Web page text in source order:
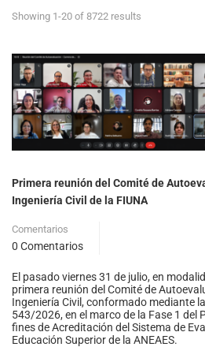
Showing 1-20 of 8722 results
Primera reunión del Comité de
Ingeniería Civil de la FIUNA
Comentarios
0 Comentarios
El pasado viernes 31 de julio, en
primera reunión del Comité de
Ingeniería Civil, conformado mediante
543/2026, en el marco de la Fase 1 del
fines de Acreditación del Sistema de
Educación Superior de la ANEAES.